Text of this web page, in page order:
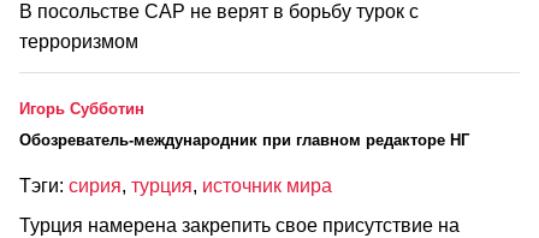
В посольстве САР не верят в борьбу турок с
терроризмом
Игорь Субботин
Обозреватель-международник при главном редакторе НГ
Тэги: сирия, турция, источник мира
Турция намерена закрепить свое присутствие на